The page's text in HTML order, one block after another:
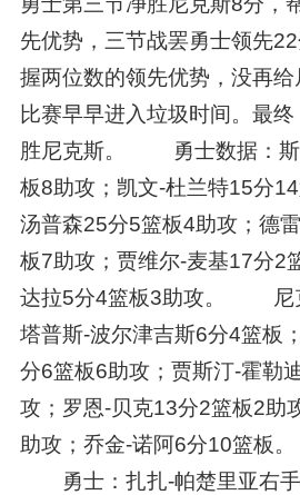
先优势，三节战罢勇士领先
握两位数的领先优势，没再给
比赛早早进入垃圾时间。最
胜尼克斯。 勇士数据：斯
板8助攻；凯文-杜兰特15分
汤普森25分5篮板4助攻；德
板7助攻；贾维尔-麦基17分2
达拉5分4篮板3助攻。 尼
塔普斯-波尔津吉斯6分4篮板
分6篮板6助攻；贾斯汀-霍勒
攻；罗恩-贝克13分2篮板2助
助攻；乔金-诺阿6分10篮
勇士：扎扎-帕楚里亚右